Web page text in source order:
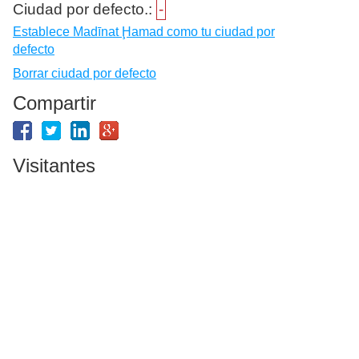
Ciudad por defecto.: -
Establece Madīnat Ḩamad como tu ciudad por
defecto
Borrar ciudad por defecto
Compartir
Visitantes